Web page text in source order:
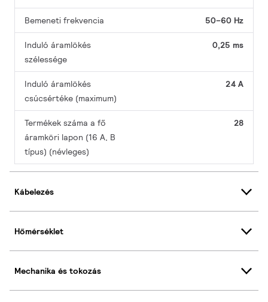
Bemeneti frekvencia 50–60 Hz
Induló áramlökés
szélessége
0,25 ms
Induló áramlökés
csúcsértéke (maximum)
24 A
Termékek száma a fő
áramköri lapon (16 A, B
típus) (névleges)
28
Kábelezés
Hőmérséklet
Mechanika és tokozás